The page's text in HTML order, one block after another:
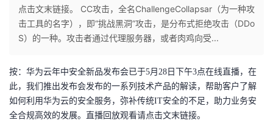
人
主
页
我
的
开
发
点击文末链接。 CC攻击，全名ChallengeCollapsar（为一种攻
击工具的名字），即“挑战黑洞”攻击，是分布式拒绝攻击（DDo
S）的一种。攻击者通过代理服务器，或者肉鸡向受...
按：华为云年中安全新品发布会已于5月28日下午3点在线直播，在
此，我们推出发布会发布的一系列技术产品的解读，帮助客户了解
如何利用华为云的安全服务，弥补传统IT安全的不足，助力业务安
全合规高效的发展。直播回放观看请点击文末链接。